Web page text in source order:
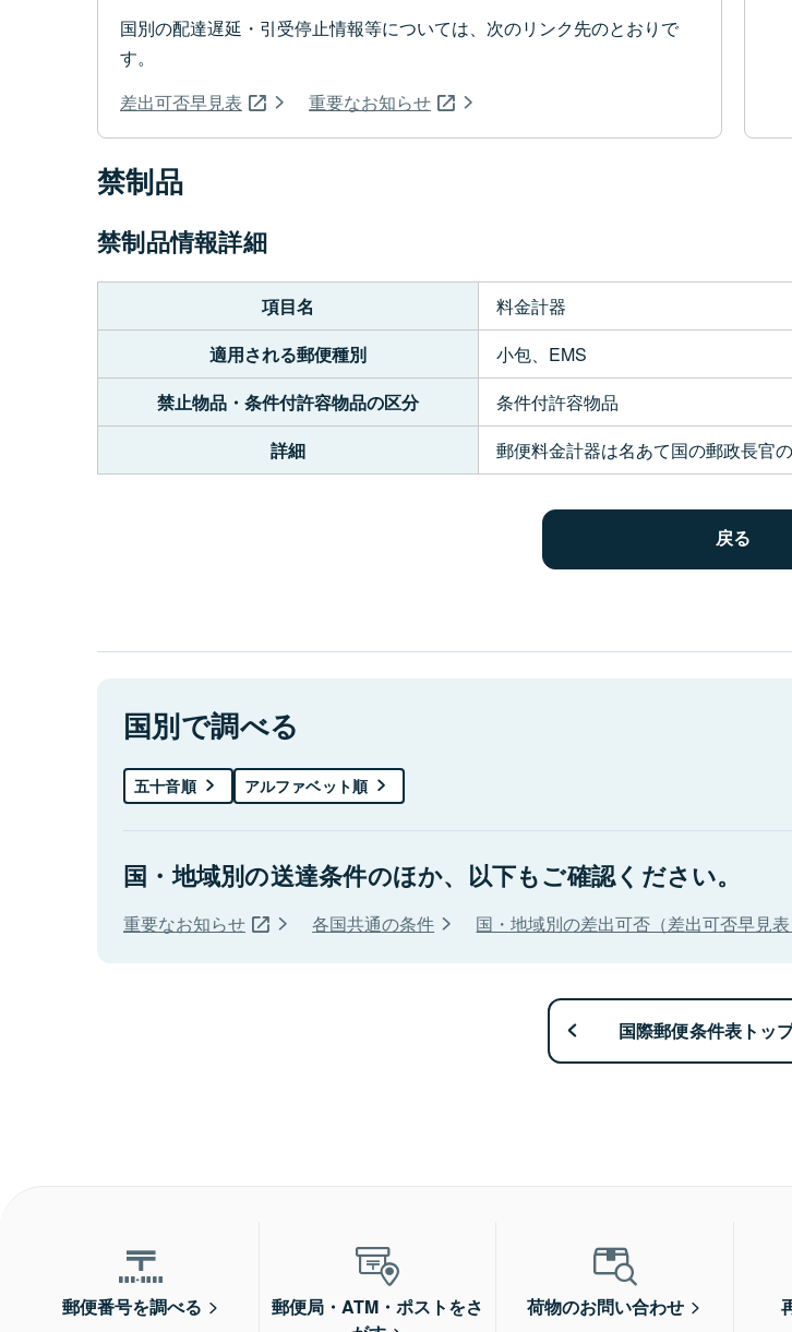
国別の配達遅延・引受停止情報等については、次のリンク先のとおりで
す。
差出可否早見表
重要なお知らせ
禁制品
禁制品情報詳細
項目名
料金計器
適用される郵便種別
小包、EMS
禁止物品・条件付許容物品の区分
条件付許容物品
詳細
郵便料金計器は名あて国の郵政長官
国別で調べる
五十音順 アルファベット順
国・地域別の送達条件のほか、以下もご確認ください。
重要なお知らせ 各国共通の条件 国・地域別の差出可否（差出可否早見表
国際郵便条件表トッ
郵便番号を調べる
郵便局・ATM・ポストをさ
荷物のお問い合わせ